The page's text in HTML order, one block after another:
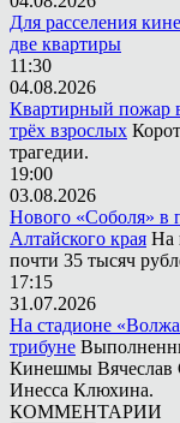
Для расселения
две квартиры
11:30
04.08.2026
Квартирный пожар
трёх взрослых
трагедии.
19:00
03.08.2026
Нового «Соболя» в
Алтайского края На
почти 35 тысяч
17:15
31.07.2026
На стадионе
трибуне
Кинешмы Вячеслав
Инесса Клюхина.
КОММЕНТАРИИ